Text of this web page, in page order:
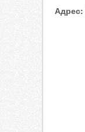
Адрес: